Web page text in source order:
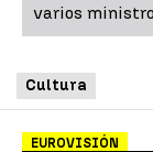
varios
Cultura
EUROVISIÓN